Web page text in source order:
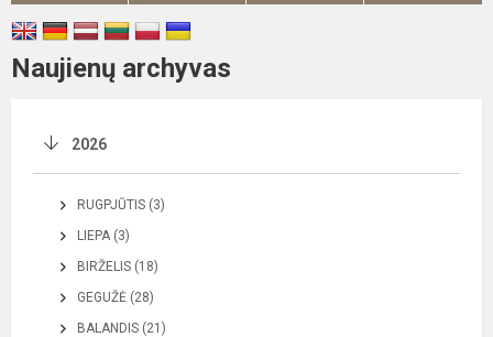
Naujienų archyvas
2026
RUGPJŪTIS (3)
LIEPA (3)
BIRŽELIS (18)
GEGUŽĖ (28)
BALANDIS (21)